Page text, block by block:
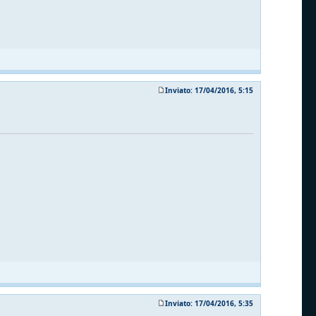
Inviato: 17/04/2016, 5:15
Inviato: 17/04/2016, 5:35